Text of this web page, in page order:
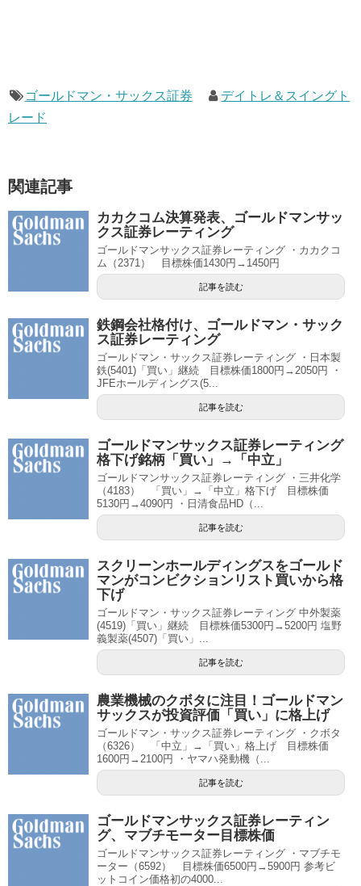
ゴールドマン・サックス証券
デイトレ＆スイングト
レード
関連記事
カカクコム決算発表、ゴールドマンサッ
クス証券レーティング
ゴールドマンサックス証券レーティング ・カカクコ
ム（2371） 目標株価1430円→1450円
記事を読む
鉄鋼会社格付け、ゴールドマン・サック
ス証券レーティング
ゴールドマン・サックス証券レーティング ・日本製
鉄(5401)「買い」継続 目標株価1800円→2050円 ・
JFEホールディングス(5...
記事を読む
ゴールドマンサックス証券レーティング
格下げ銘柄「買い」→「中立」
ゴールドマンサックス証券レーティング ・三井化学
（4183） 「買い」→「中立」格下げ 目標株価
5130円→4090円 ・日清食品HD（...
記事を読む
スクリーンホールディングスをゴールド
マンがコンビクションリスト買いから格
下げ
ゴールドマン・サックス証券レーティング 中外製薬
(4519)「買い」継続 目標株価5300円→5200円 塩野
義製薬(4507)「買い」...
記事を読む
農業機械のクボタに注目！ゴールドマン
サックスが投資評価「買い」に格上げ
ゴールドマン・サックス証券レーティング ・クボタ
（6326） 「中立」→「買い」格上げ 目標株価
1600円→2100円 ・ヤマハ発動機（...
記事を読む
ゴールドマンサックス証券レーティン
グ、マブチモーター目標株価
ゴールドマンサックス証券レーティング ・マブチモ
ーター（6592） 目標株価6500円→5900円 参考ビ
ットコイン価格初の4000...